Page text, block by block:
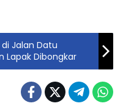
di Jalan Datu
Lapak Dibongkar